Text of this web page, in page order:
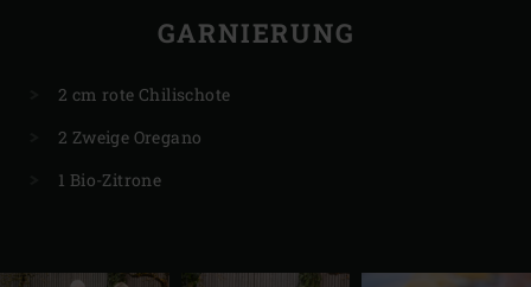
GARNIERUNG
2 cm rote Chilischote
2 Zweige Oregano
1 Bio-Zitrone